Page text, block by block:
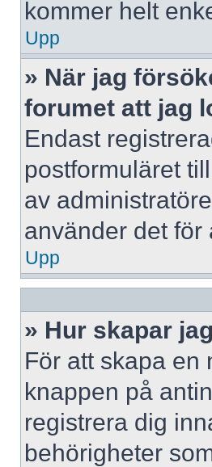
kommer helt
Upp
» När jag
forumet att jag
Endast
postformuläret
av
använder det för
Upp
» Hur skapar
För att skapa en
knappen på
registrera dig
behörigheter